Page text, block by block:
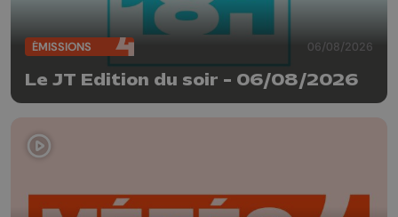
ÉMISSIONS 06/08/2026
Le JT Edition du soir - 06/08/2026